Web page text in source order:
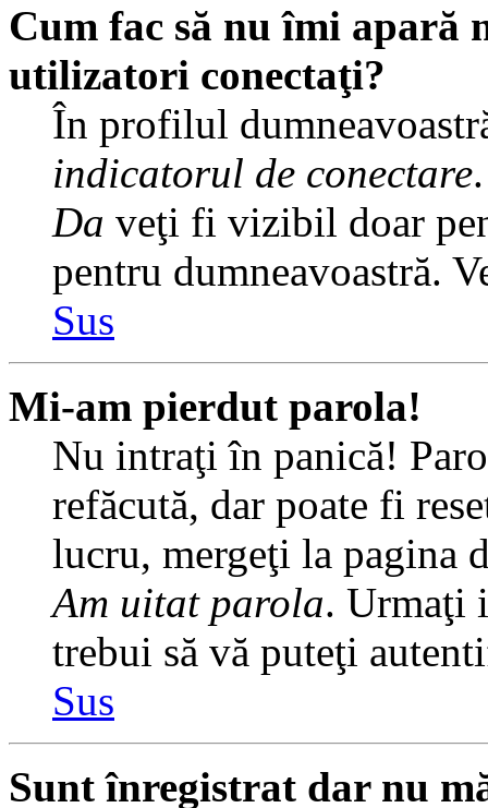
Cum fac să nu îmi apară
utilizatori conectaţi?
În profilul
indicatorul de conectare
Da veţi fi vizibil doar
pentru dumneavoastră.
Sus
Mi-am pierdut parola!
Nu intraţi în panică!
refăcută, dar poate fi
lucru, mergeţi la pagina
Am uitat parola. Urmaţi
trebui să vă puteţi
Sus
Sunt înregistrat dar nu